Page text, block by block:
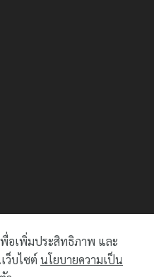
พื่อเพิ่มประสิทธิภาพ และ
ว็บไซต์ นโยบายความเป็น